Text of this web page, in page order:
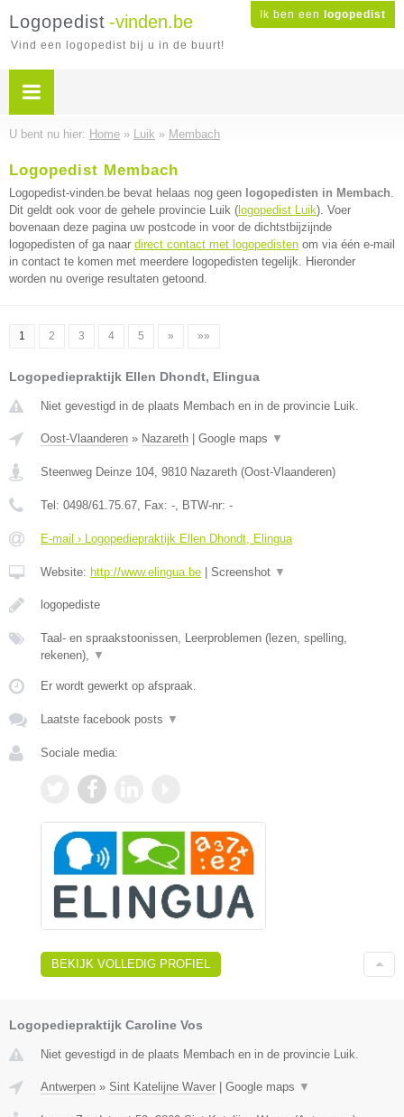
Ik ben een logopedist
Logopedist -vinden.be
Vind een logopedist bij u in de buurt!
U bent nu hier: Home » Luik » Membach
Logopedist Membach
Logopedist-vinden.be bevat helaas nog geen logopedisten in Membach.
Dit geldt ook voor de gehele provincie Luik ( logopedist Luik). Voer
bovenaan deze pagina uw postcode in voor de dichtstbijzijnde
logopedisten of ga naar direct contact met logopedisten om via één e-mail
in contact te komen met meerdere logopedisten tegelijk. Hieronder
worden nu overige resultaten getoond.
1 2 3 4 5 » »»
Logopediepraktijk Ellen Dhondt, Elingua
Niet gevestigd in de plaats Membach en in de provincie Luik.
Oost-Vlaanderen » Nazareth Google maps ▼
Steenweg Deinze 104, 9810 Nazareth (Oost-Vlaanderen)
Tel: 0498/61.75.67, Fax: -, BTW-nr: -
E-mail › Logopediepraktijk Ellen Dhondt, Elingua
Website: http://www.elingua.be Screenshot ▼
logopediste
Taal- en spraakstoonissen, Leerproblemen (lezen, spelling,
rekenen), ▼
Er wordt gewerkt op afspraak.
Laatste facebook posts ▼
Sociale media:
BEKIJK VOLLEDIG PROFIEL
Logopediepraktijk Caroline Vos
Niet gevestigd in de plaats Membach en in de provincie Luik.
Antwerpen » Sint Katelijne Waver Google maps ▼